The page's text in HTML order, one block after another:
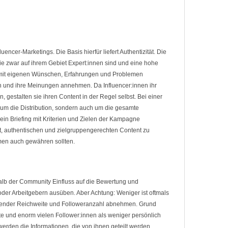
Marketings. Die Basis hierfür liefert Authentizität. Die
zwar auf ihrem Gebiet Expert:innen sind und eine hohe
eigenen Wünschen, Erfahrungen und Problemen
ihre Meinungen annehmen. Da Influencer:innen ihr
gestalten sie ihren Content in der Regel selbst. Bei einer
die Distribution, sondern auch um die gesamte
Briefing mit Kriterien und Zielen der Kampagne
authentischen und zielgruppengerechten Content zu
auch gewähren sollten.
der Community Einfluss auf die Bewertung und
Arbeitgebern ausüben. Aber Achtung: Weniger ist oftmals
Reichweite und Followeranzahl abnehmen. Grund
und enorm vielen Follower:innen als weniger persönlich
die Informationen, die von ihnen geteilt werden,